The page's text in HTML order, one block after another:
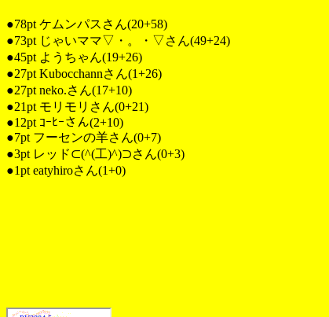
●78pt ケムンパスさん(20+58)
●73pt じゃいママ▽・。・▽さん(49+24)
●45pt ようちゃん(19+26)
●27pt Kubocchannさん(1+26)
●27pt neko.さん(17+10)
●21pt モリモリさん(0+21)
●12pt ｺｰﾋｰさん(2+10)
●7pt フーセンの羊さん(0+7)
●3pt レッド⊂(^(工)^)⊃さん(0+3)
●1pt eatyhiroさん(1+0)